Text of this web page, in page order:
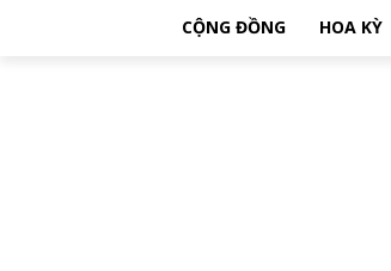
CỘNG ĐỒNG HOA KỲ